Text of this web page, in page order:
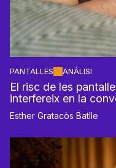
PANTALLES ANÀLISI
El risc de les
interfereix en la
Esther Gratacòs Batlle